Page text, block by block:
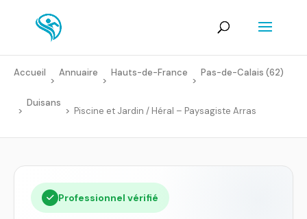
Accueil
>
Annuaire
>
Hauts-de-France
>
Pas-de-Calais (62)
>
Duisans
> Piscine et Jardin / Héral – Paysagiste Arras
Professionnel vérifié